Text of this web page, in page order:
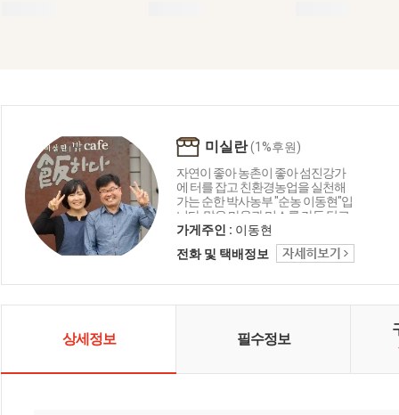
미실란(1%후원)
자연이 좋아 농촌이 좋아 섬진강가
에 터를 잡고 친환경농업을 실천해
가는 순한 박사농부 "순농 이동현"입
니다. 맑은 마음과 미소를 가득 담고
아름다운 세상을 살아가길 바라는
우리 두아들에게 좋은 먹거리와 환
경을 물려주고 싶은 농촌의 희망의
현입니다. 조금 배운 것 현장에서 또
공간을 "미실란"에서 만들어가겠습
가게주인 : 이동현
전화 및 택배정보
상세정보 필수정보